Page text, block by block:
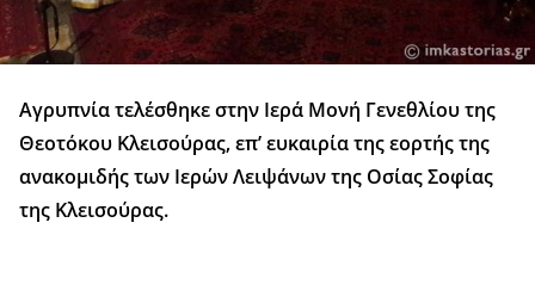
Αγρυπνία τελέσθηκε στην Ιερά Μονή Γενεθλίου της
Θεοτόκου Κλεισούρας, επ’ ευκαιρία της εορτής της
ανακομιδής των Ιερών Λειψάνων της Οσίας Σοφίας
της Κλεισούρας.